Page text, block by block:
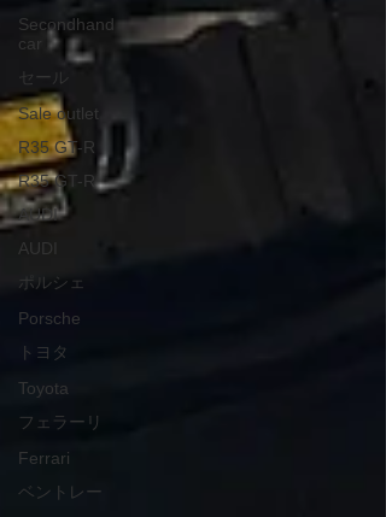
Secondhand
car
セール
Sale outlet
R35 GT-R
R35 GT-R
AUDI
AUDI
ポルシェ
Porsche
トヨタ
Toyota
フェラーリ
Ferrari
ベントレー